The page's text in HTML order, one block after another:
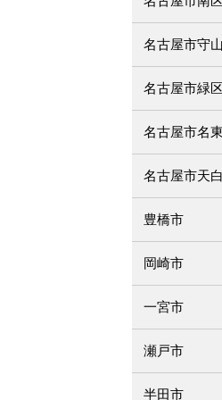
名古屋市守
名古屋市緑区
名古屋市名
名古屋市天
豊橋市
岡崎市
一宮市
瀬戸市
半田市